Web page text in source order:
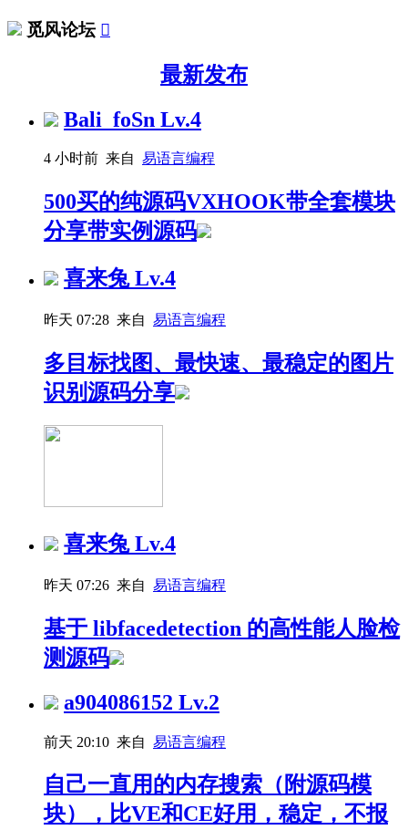
觅风论坛 
最新发布
Bali_foSn Lv.4
4 小时前 来自 易语言编程
500买的纯源码VXHOOK带全套模块
分享带实例源码
喜来兔Lv.4
昨天 07:28 来自 易语言编程
多目标找图、最快速、最稳定的图片
识别源码分享
喜来兔Lv.4
昨天 07:26 来自 易语言编程
基于 libfacedetection 的高性能人脸检
测源码
a904086152 Lv.2
前天 20:10 来自 易语言编程
自己一直用的内存搜索（附源码模
块），比VE和CE好用，稳定，不报